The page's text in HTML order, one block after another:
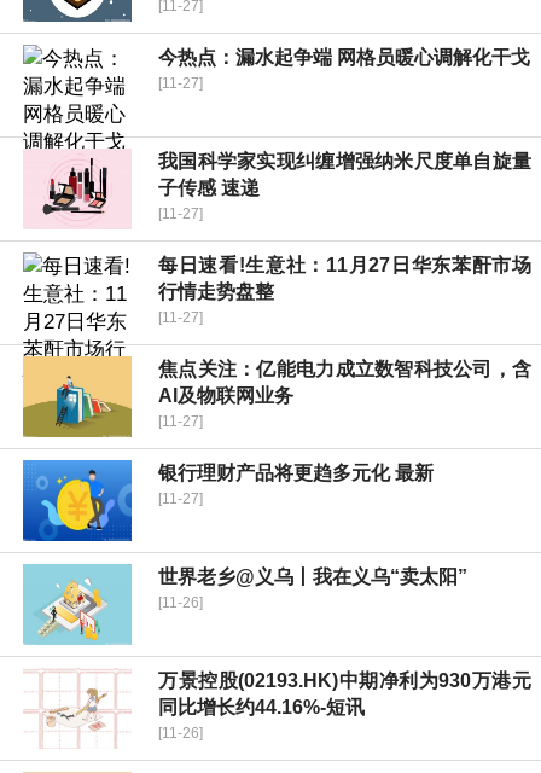
[11-27]
今热点：漏水起争端 网格员暖心调解化干戈
[11-27]
我国科学家实现纠缠增强纳米尺度单自旋量
子传感 速递
[11-27]
每日速看!生意社：11月27日华东苯酐市场
行情走势盘整
[11-27]
焦点关注：亿能电力成立数智科技公司，含
AI及物联网业务
[11-27]
银行理财产品将更趋多元化 最新
[11-27]
世界老乡@义乌丨我在义乌“卖太阳”
[11-26]
万景控股(02193.HK)中期净利为930万港元
同比增长约44.16%-短讯
[11-26]